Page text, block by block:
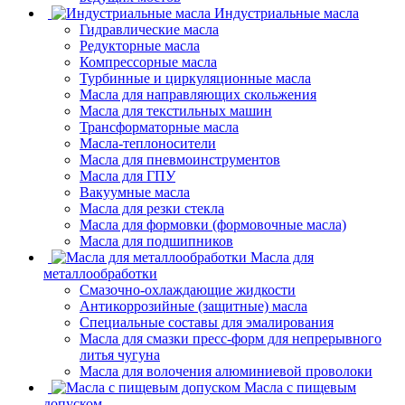
Индустриальные масла
Гидравлические масла
Редукторные масла
Компрессорные масла
Турбинные и циркуляционные масла
Масла для направляющих скольжения
Масла для текстильных машин
Трансформаторные масла
Масла-теплоносители
Масла для пневмоинструментов
Масла для ГПУ
Вакуумные масла
Масла для резки стекла
Масла для формовки (формовочные масла)
Масла для подшипников
Масла для
металлообработки
Смазочно-охлаждающие жидкости
Антикоррозийные (защитные) масла
Специальные составы для эмалирования
Масла для смазки пресс-форм для непрерывного
литья чугуна
Масла для волочения алюминиевой проволоки
Масла с пищевым